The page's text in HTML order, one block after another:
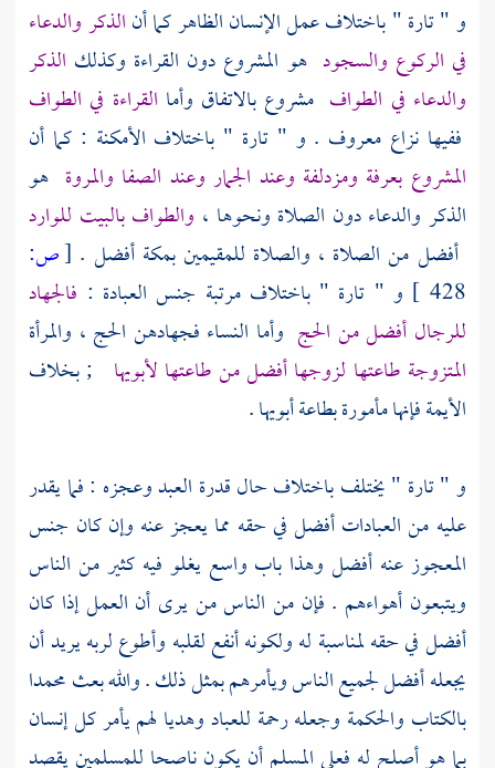
و " تارة " باختلاف عمل الإنسان الظاهر كما أنالذكر والدعاء
في الركوع والسجود هو المشروع دون القراءة وكذلك الذكر
والدعاء في الطواف مشروع بالاتفاق وأما القراءة في الطواف
ففيها نزاع معروف . و " تارة " باختلاف الأمكنة : كما أن
المشروع بعرفة ومزدلفة وعند الجمار وعند الصفا والمروة هو
الذكر والدعاء دون الصلاة ونحوها ، والطواف بالبيت للوارد
أفضل من الصلاة ، والصلاة للمقيمينبمكةأفضل . [ص:
428 ]
و " تارة " باختلاف مرتبة جنس العبادة : فالجهاد
للرجال أفضل من الحج وأما النساء فجهادهن الحج ، والمرأة
المتزوجة طاعتها لزوجها أفضل من طاعتها لأبويها ; بخلاف
الأيمة فإنها مأمورة بطاعة أبويها .
و " تارة " يختلف باختلاف حال قدرة العبد وعجزه : فما يقدر
عليه من العبادات أفضل في حقه مما يعجز عنه وإن كان جنس
المعجوز عنه أفضل وهذا باب واسع يغلو فيه كثير من الناس
ويتبعون أهواءهم . فإن من الناس من يرى أن العمل إذا كان
أفضل في حقه لمناسبة له ولكونه أنفع لقلبه وأطوع لربه يريد أن
يجعله أفضل لجميع الناس ويأمرهم بمثل ذلك . والله بعثمحمدا
بالكتاب والحكمة وجعله رحمة للعباد وهديا لهم يأمر كل إنسان
بما هو أصلح له فعلى المسلم أن يكون ناصحا للمسلمين يقصد